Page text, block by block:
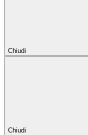
Chiudi
Chiudi